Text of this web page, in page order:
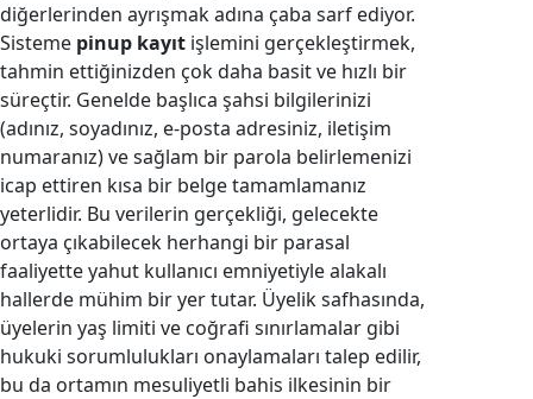
diğerlerinden ayrışmak adına çaba sarf ediyor.
Sisteme pinup kayıt işlemini gerçekleştirmek,
tahmin ettiğinizden çok daha basit ve hızlı bir
süreçtir. Genelde başlıca şahsi bilgilerinizi
(adınız, soyadınız, e-posta adresiniz, iletişim
numaranız) ve sağlam bir parola belirlemenizi
icap ettiren kısa bir belge tamamlamanız
yeterlidir. Bu verilerin gerçekliği, gelecekte
ortaya çıkabilecek herhangi bir parasal
faaliyette yahut kullanıcı emniyetiyle alakalı
hallerde mühim bir yer tutar. Üyelik safhasında,
üyelerin yaş limiti ve coğrafi sınırlamalar gibi
hukuki sorumlulukları onaylamaları talep edilir,
bu da ortamın mesuliyetli bahis ilkesinin bir